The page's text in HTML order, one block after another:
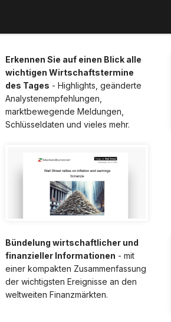
Erkennen Sie auf einen Blick alle
wichtigen Wirtschaftstermine
des Tages - Highlights, geänderte
Analystenempfehlungen,
marktbewegende Meldungen,
Schlüsseldaten und vieles mehr.
Bündelung wirtschaftlicher und
finanzieller Informationen - mit
einer kompakten Zusammenfassung
der wichtigsten Ereignisse an den
weltweiten Finanzmärkten.